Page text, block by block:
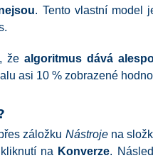
. Tento vlastní model
žealgoritmus dává
asi 10 % zobrazené
záložku Nástrojena
na Konverze.